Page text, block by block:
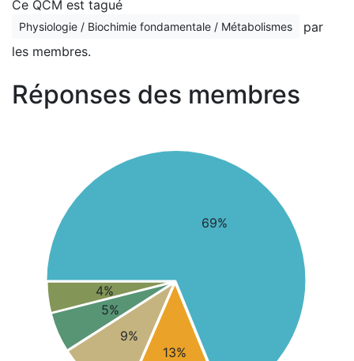
Ce QCM est tagué
Physiologie / Biochimie fondamentale / Métabolismes
par
les membres.
Réponses des membres
69%
13%
9%
5%
4%